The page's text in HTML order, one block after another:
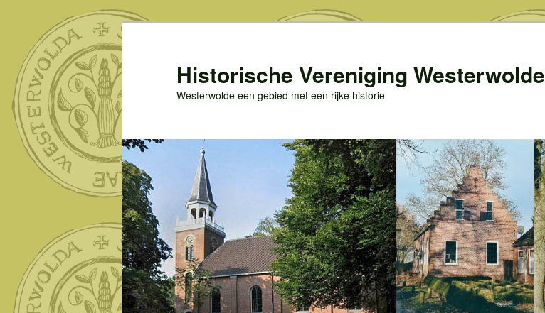
primaire
inhoud
Historische Vereniging Westerwolde
Westerwolde een gebied met een rijke historie